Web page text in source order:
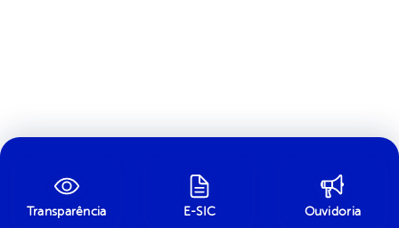
Transparência E-SIC Ouvidoria